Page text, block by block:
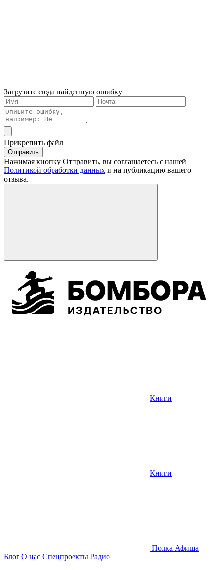
Загрузите сюда найденную ошибку
Прикрепить файл
Отправить
Нажимая кнопку Отправить, вы соглашаетесь с нашей
Политикой обработки данных и на публикацию вашего
отзыва.
Книги
Книги
Полка Афиша
Блог О нас Спецпроекты Радио